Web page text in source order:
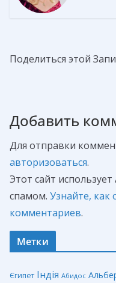
Поделиться этой
Добавить
Для отправки
авторизоваться.
Этот сайт
спамом. Узнайте,
комментариев.
Метки
Єгипет Індія Абидос